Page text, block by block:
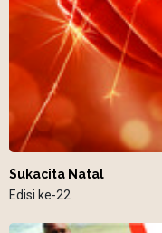
Sukacita Natal
Edisi ke-22